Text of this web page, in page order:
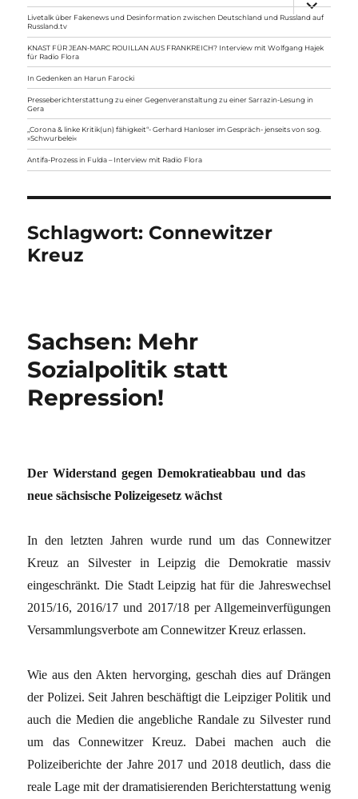
anzeigen
Livetalk über Fakenews und Desinformation zwischen Deutschland und Russland auf
Russland.tv
KNAST FÜR JEAN-MARC ROUILLAN AUS FRANKREICH? Interview mit Wolfgang Hajek
für Radio Flora
In Gedenken an Harun Farocki
Presseberichterstattung zu einer Gegenveranstaltung zu einer Sarrazin-Lesung in
Gera
„Corona & linke Kritik(un) fähigkeit“- Gerhard Hanloser im Gespräch- jenseits von sog.
»Schwurbelei«
Antifa-Prozess in Fulda – Interview mit Radio Flora
Schlagwort: Connewitzer
Kreuz
Sachsen: Mehr
Sozialpolitik statt
Repression!
Der Widerstand gegen Demokratieabbau und das
neue sächsische Polizeigesetz wächst
In den letzten Jahren wurde rund um das Connewitzer
Kreuz an Silvester in Leipzig die Demokratie massiv
eingeschränkt. Die Stadt Leipzig hat für die Jahreswechsel
2015/16, 2016/17 und 2017/18 per Allgemeinverfügungen
Versammlungsverbote am Connewitzer Kreuz erlassen.
Wie aus den Akten hervorging, geschah dies auf Drängen
der Polizei. Seit Jahren beschäftigt die Leipziger Politik und
auch die Medien die angebliche Randale zu Silvester rund
um das Connewitzer Kreuz. Dabei machen auch die
Polizeiberichte der Jahre 2017 und 2018 deutlich, dass die
reale Lage mit der dramatisierenden Berichterstattung wenig